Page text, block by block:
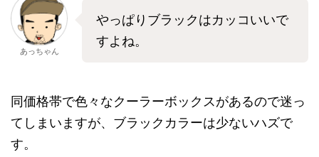
あっちゃん
やっぱりブラックはカッコいいで
すよね。
同価格帯で色々なクーラーボックスがあるので迷っ
てしまいますが、ブラックカラーは少ないハズで
す。